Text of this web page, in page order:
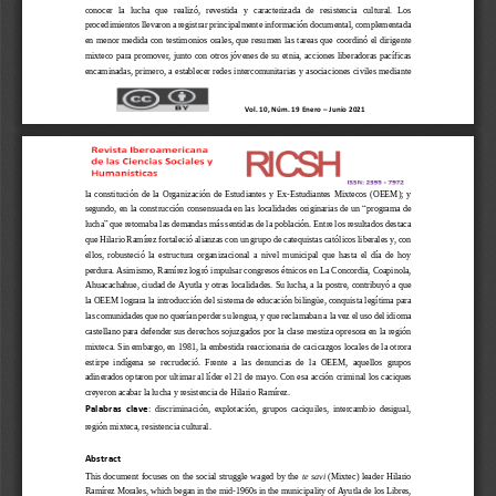
Vol. 10, Núm. 19 Enero –Junio 2021
conocer   la   lucha   que realizó, revestida   y   caracterizada de resistencia   cultural.
Los
procedimientos llevaron a registrarprincipalmente información documental, complementada
en menor medida con testimonios orales, que resumen las tareas que  coordinó el dirigente
mixteco para promover, junto con otros jóvenes de su etnia acciones liberadoras pacíficas
encaminadas, primero, a establecer redes intercomunitarias y asociaciones civiles mediante
la  constitución  de  la Organización  de  Estudiantes  y  Ex-Estudiantes  Mixtecos (OEEM);  y
segundo, en la construcción consensuada en las localidades originarias de un “programa de
lucha” que retomaba las demandas más sentidas de la población. Entre los resultados destaca
queHilarioRamírez fortaleció alianzas con un grupo de catequistas católicos liberales y, con
ellos, robusteció la  estructura  organizacional  a  nivel  municipal que hasta el  día  de hoy
perdura. Asimismo, Ramírez logró impulsar congresos étnicos en La Concordia, Coapinola,
Ahuacachahue, ciudad de Ayutla y otras localidades . Su lucha, a la postre, contribuyó a que
la OEEM lograra la introducción del sistema de educación bilingüe, conquista legítima para
las comunidades que no querían perder su lengua, y que reclamaban a la vez el uso del idioma
castellano para defender sus derechos sojuzgados por la clase mestiza opresora en la región
mixteca. Sin embargo, en 1981 la embestida reaccionaria de cacicazgos locales de la otrora
estirpe  indígena se recrudeció.  Frente  a  las  denuncias  de  la OEEM ,  aquellos  grupos
adinerados optaron por ultimar al líder el 21 de mayo. Con esa acción criminal los caciques
creyeron acabar la lucha y resistencia de Hilario Ramírez
Palabras  clave: discriminación,  explotación,  grupos  caciquiles,  intercambio  desigual,
región mixteca, resistencia cultural.
Abstract
This document focuses on the social struggle waged by the te savi (Mixtec) leader Hilario
Ramírez Morales, which began in the mid-1960s in the municipality of Ayutla de los Libres,